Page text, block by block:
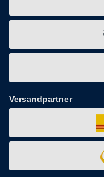
Versandpartner